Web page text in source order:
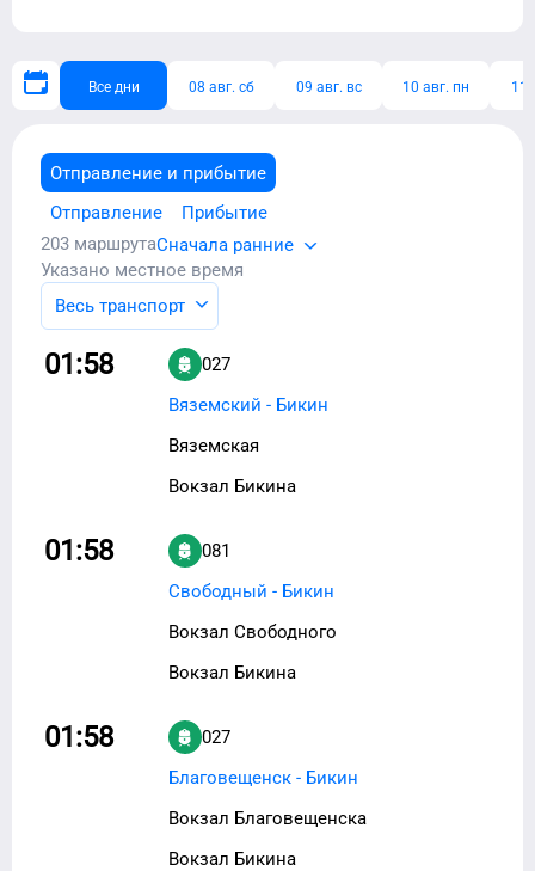
Все дни 08 авг. сб 09 авг. вс 10 авг. пн 11
Отправление и прибытие
Отправление
Прибытие
203 маршрутаСначала ранние
Указано местное время
Весь транспорт
01:58
027
Вяземский - Бикин
Вяземская
Вокзал Бикина
01:58
081
Свободный - Бикин
Вокзал Свободного
Вокзал Бикина
01:58
027
Благовещенск - Бикин
Вокзал Благовещенска
Вокзал Бикина